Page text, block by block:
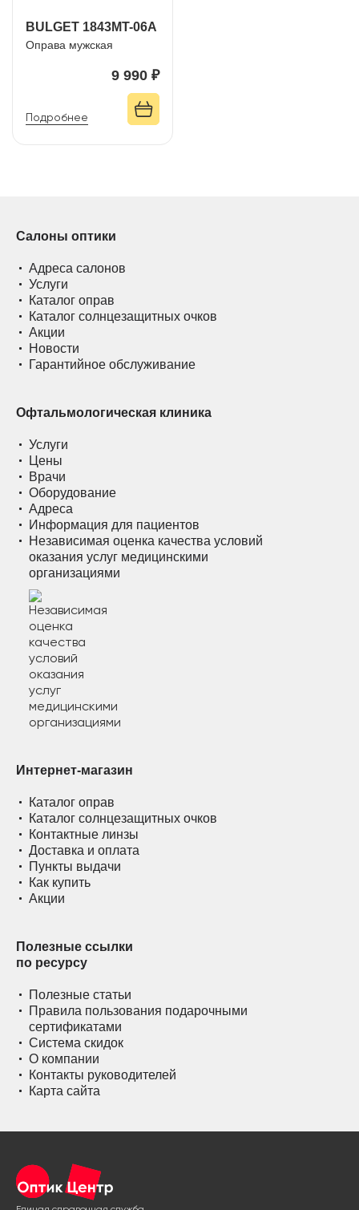
BULGET 1843MT-06A
Оправа мужская
9 990 ₽
Подробнее
Салоны оптики
Адреса салонов
Услуги
Каталог оправ
Каталог солнцезащитных очков
Акции
Новости
Гарантийное обслуживание
Офтальмологическая клиника
Услуги
Цены
Врачи
Оборудование
Адреса
Информация для пациентов
Независимая оценка качества условий
оказания услуг медицинскими
организациями
Интернет-магазин
Каталог оправ
Каталог солнцезащитных очков
Контактные линзы
Доставка и оплата
Пункты выдачи
Как купить
Акции
Полезные ссылки
по ресурсу
Полезные статьи
Правила пользования подарочными
сертификатами
Система скидок
О компании
Контакты руководителей
Карта сайта